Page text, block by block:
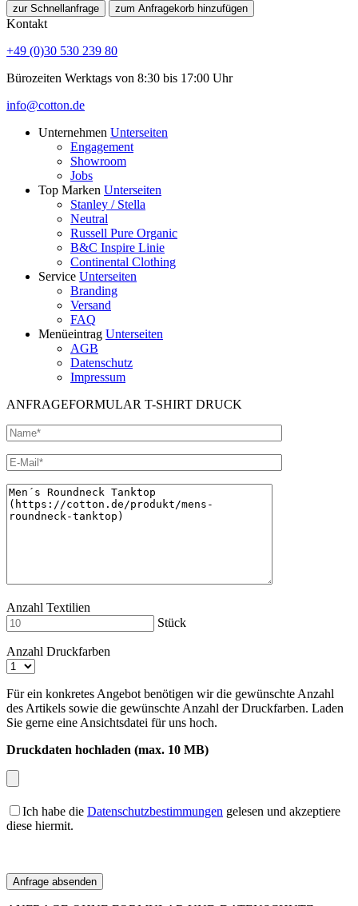
zur Schnellanfrage zum Anfragekorb hinzufügen
Kontakt
+49 (0)30 530 239 80
Bürozeiten Werktags von 8:30 bis 17:00 Uhr
info@cotton.de
Unternehmen Unterseiten
Engagement
Showroom
Jobs
Top Marken Unterseiten
Stanley / Stella
Neutral
Russell Pure Organic
B&C Inspire Linie
Continental Clothing
Service Unterseiten
Branding
Versand
FAQ
Menüeintrag Unterseiten
AGB
Datenschutz
Impressum
ANFRAGEFORMULAR T-SHIRT DRUCK
Anzahl Textilien
Stück
Anzahl Druckfarben
Für ein konkretes Angebot benötigen wir die gewünschte Anzahl
des Artikels sowie die gewünschte Anzahl der Druckfarben. Laden
Sie gerne eine Ansichtsdatei für uns hoch.
Druckdaten hochladen (max. 10 MB)
Ich habe die Datenschutzbestimmungen gelesen und akzeptiere
diese hiermit.